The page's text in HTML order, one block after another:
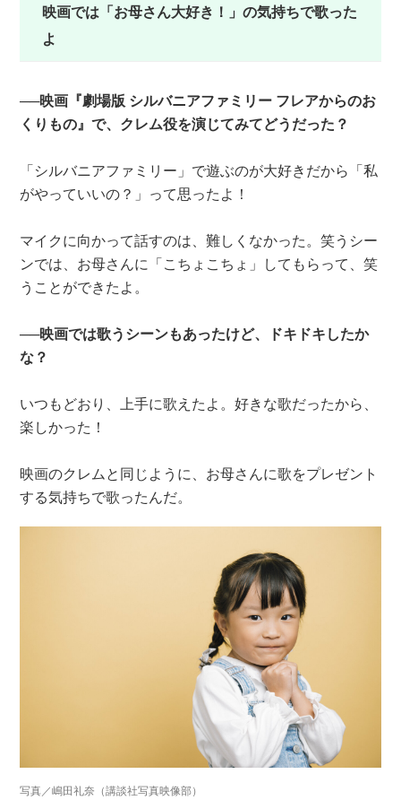
映画では「お母さん大好き！」の気持ちで歌った
よ
──映画『劇場版 シルバニアファミリー フレアからのお
くりもの』で、クレム役を演じてみてどうだった？
「シルバニアファミリー」で遊ぶのが大好きだから「私
がやっていいの？」って思ったよ！
マイクに向かって話すのは、難しくなかった。笑うシー
ンでは、お母さんに「こちょこちょ」してもらって、笑
うことができたよ。
──映画では歌うシーンもあったけど、ドキドキしたか
な？
いつもどおり、上手に歌えたよ。好きな歌だったから、
楽しかった！
映画のクレムと同じように、お母さんに歌をプレゼント
する気持ちで歌ったんだ。
写真／嶋田礼奈（講談社写真映像部）